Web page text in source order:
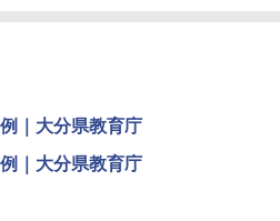
出版(KUMON PUBLISHING) ロジ
旗パズル 知育玩具 おもちゃ 4歳以
ニアリングキット小さなカート -
イティブトイビルド、シンプルな
ックキット|子供向けの可動部品、
ープロジェクト、ギフトイベン
生日の楽しみ、イースターディス
｜大分県教育庁
｜大分県教育庁